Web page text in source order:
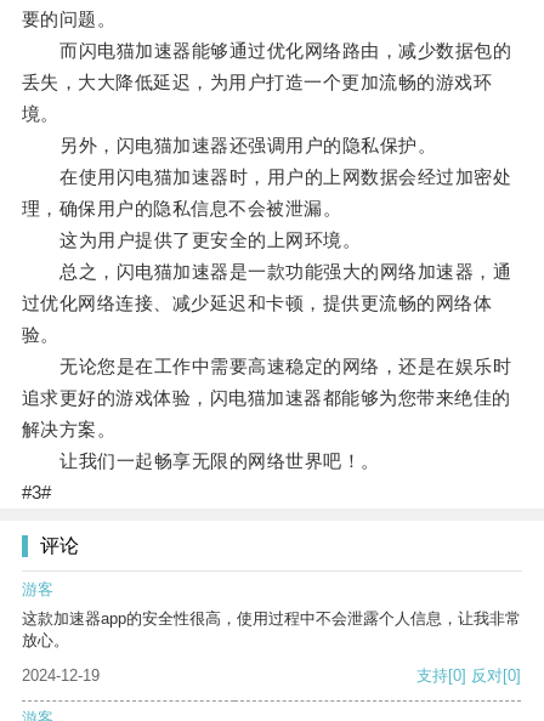
要的问题。
而闪电猫加速器能够通过优化网络路由，减少数据包的
丢失，大大降低延迟，为用户打造一个更加流畅的游戏环
境。
另外，闪电猫加速器还强调用户的隐私保护。
在使用闪电猫加速器时，用户的上网数据会经过加密处
理，确保用户的隐私信息不会被泄漏。
这为用户提供了更安全的上网环境。
总之，闪电猫加速器是一款功能强大的网络加速器，通
过优化网络连接、减少延迟和卡顿，提供更流畅的网络体
验。
无论您是在工作中需要高速稳定的网络，还是在娱乐时
追求更好的游戏体验，闪电猫加速器都能够为您带来绝佳的
解决方案。
让我们一起畅享无限的网络世界吧！。
#3#
评论
游客
这款加速器app的安全性很高，使用过程中不会泄露个人信息，让我非常
放心。
2024-12-19
支持[0] 反对[0]